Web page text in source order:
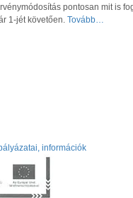
pontosan mit is
1-jét követően. Tovább…
információk